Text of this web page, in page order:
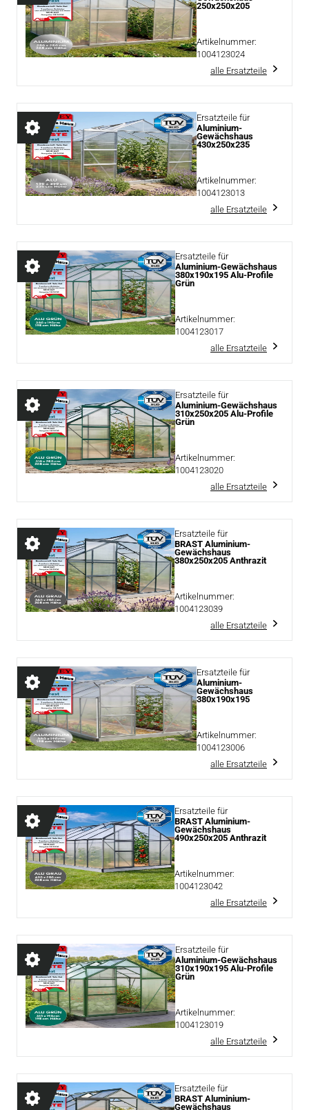
250x250x205
Artikelnummer:
1004123024
alle Ersatzteile
Ersatzteile für
Aluminium-
Gewächshaus
430x250x235
Artikelnummer:
1004123013
alle Ersatzteile
Ersatzteile für
Aluminium-Gewächshaus
380x190x195 Alu-Profile
Grün
Artikelnummer:
1004123017
alle Ersatzteile
Ersatzteile für
Aluminium-Gewächshaus
310x250x205 Alu-Profile
Grün
Artikelnummer:
1004123020
alle Ersatzteile
Ersatzteile für
BRAST Aluminium-
Gewächshaus
380x250x205 Anthrazit
Artikelnummer:
1004123039
alle Ersatzteile
Ersatzteile für
Aluminium-
Gewächshaus
380x190x195
Artikelnummer:
1004123006
alle Ersatzteile
Ersatzteile für
BRAST Aluminium-
Gewächshaus
490x250x205 Anthrazit
Artikelnummer:
1004123042
alle Ersatzteile
Ersatzteile für
Aluminium-Gewächshaus
310x190x195 Alu-Profile
Grün
Artikelnummer:
1004123019
alle Ersatzteile
Ersatzteile für
BRAST Aluminium-
Gewächshaus